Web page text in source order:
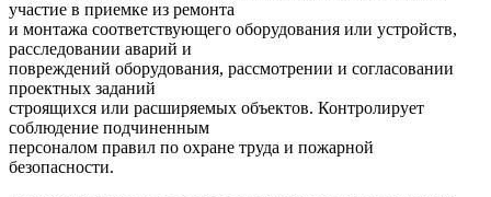
участие в приемке из ремонта
и монтажа соответствующего оборудования или устройств,
расследовании аварий и
повреждений оборудования, рассмотрении и согласовании
проектных заданий
строящихся или расширяемых объектов. Контролирует
соблюдение подчиненным
персоналом правил по охране труда и пожарной
безопасности.